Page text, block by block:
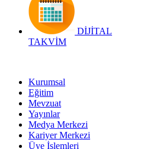
DİJİTAL
TAKVİM
Kurumsal
Eğitim
Mevzuat
Yayınlar
Medya Merkezi
Kariyer Merkezi
Üye İşlemleri